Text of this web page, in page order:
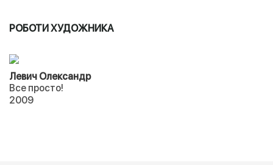
РОБОТИ ХУДОЖНИКА
Левич Олександр
Все просто!
2009